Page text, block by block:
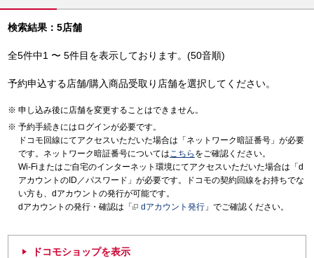
検索結果：5店舗
全5件中1 〜 5件目を表示しております。(50音順)
予約申込する店舗/購入商品受取り店舗を選択してください。
申し込み後に店舗を変更することはできません。
予約手続きにはログインが必要です。
ドコモ回線にてアクセスいただいた場合は「ネットワーク暗証番号」が必要
です。ネットワーク暗証番号についてはこちら をご確認ください。
Wi-Fiまたはご自宅のインターネット環境にてアクセスいただいた場合は「d
アカウントのID／パスワード」が必要です。ドコモの契約回線をお持ちでな
い方も、dアカウントの発行が可能です。
dアカウントの発行・確認は「
dアカウント発行 」でご確認ください。
ドコモショップを表示